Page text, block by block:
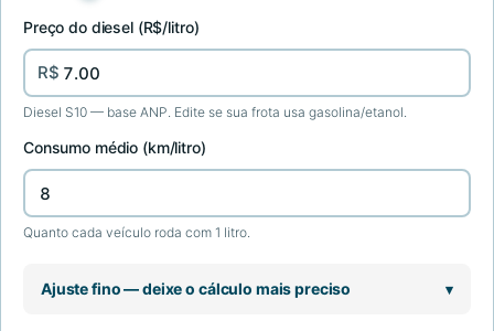
Preço do diesel (R$/litro)
R$
Diesel S10 — base ANP. Edite se sua frota usa gasolina/etanol.
Consumo médio (km/litro)
Quanto cada veículo roda com 1 litro.
Ajuste fino — deixe o cálculo mais preciso ▾